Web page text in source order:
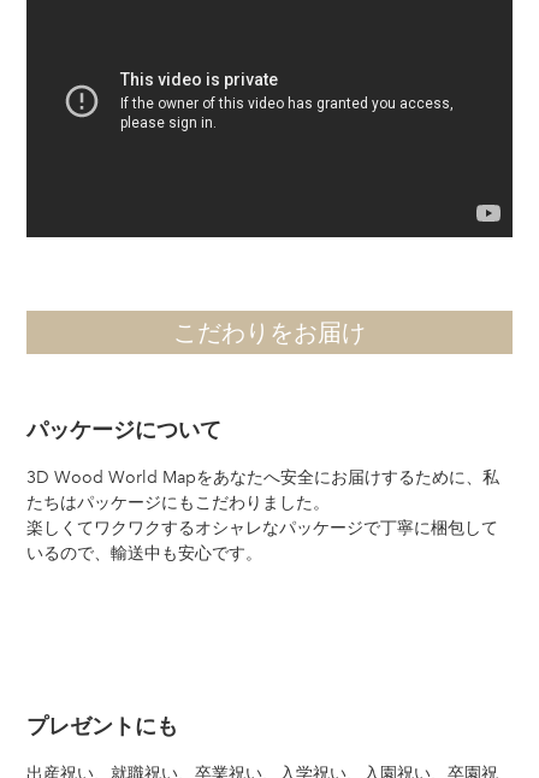
こだわりをお届け
パッケージについて
3D Wood World Mapをあなたへ安全にお届けするために、私
たちはパッケージにもこだわりました。
楽しくてワクワクするオシャレなパッケージで丁寧に梱包して
いるので、輸送中も安心です。
プレゼントにも
出産祝い、就職祝い、卒業祝い、入学祝い、入園祝い、卒園祝